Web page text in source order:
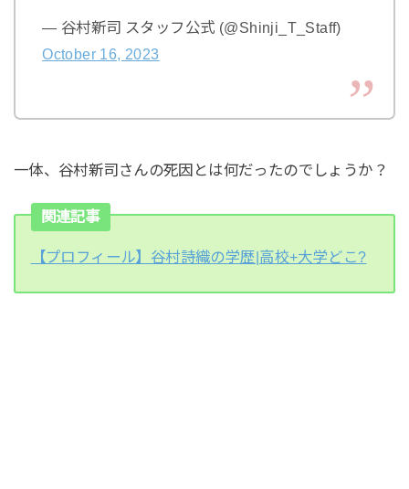
— 谷村新司 スタッフ公式 (@Shinji_T_Staff)
October 16, 2023
一体、谷村新司さんの死因とは何だったのでしょうか？
関連記事
【プロフィール】谷村詩織の学歴|高校+大学どこ?